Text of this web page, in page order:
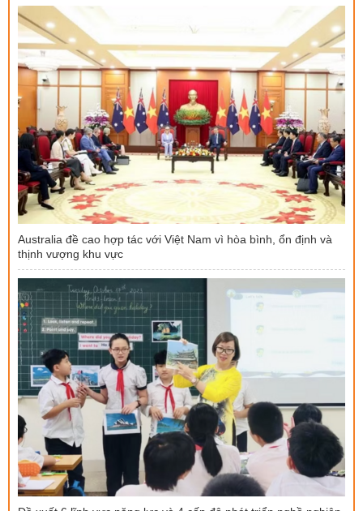
Australia đề cao hợp tác với Việt Nam vì hòa bình, ổn định và
thịnh vượng khu vực